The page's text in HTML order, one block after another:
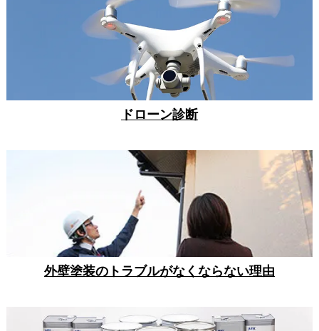
ドローン診断
外壁塗装のトラブルがなくならない理由